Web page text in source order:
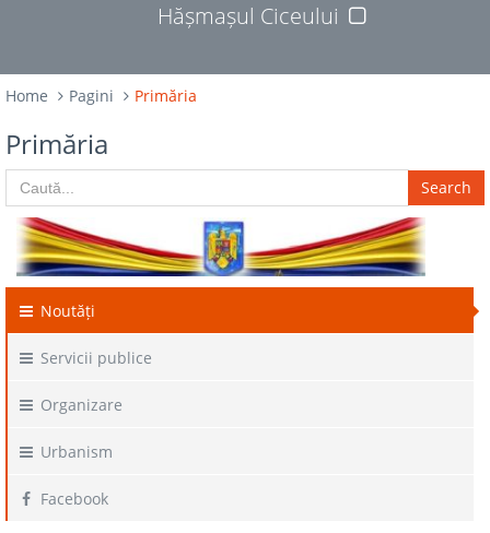
Hășmașul Ciceului
Home Pagini Primăria
Primăria
Search
Noutăți
Servicii publice
Organizare
Urbanism
Facebook